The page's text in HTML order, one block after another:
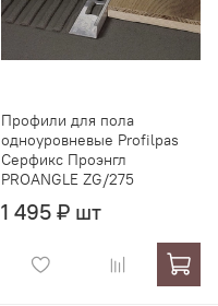
Профили для пола
одноуровневые Profilpas
Серфикс Проэнгл
PROANGLE ZG/275
1 495 ₽ шт